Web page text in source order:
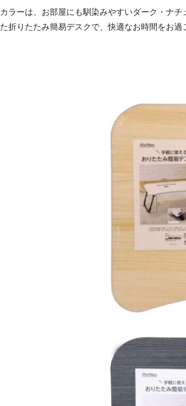
カラーは、お部屋にも馴染みやすいダーク・ナ
た折りたたみ簡易デスクで、快適なお時間をお過